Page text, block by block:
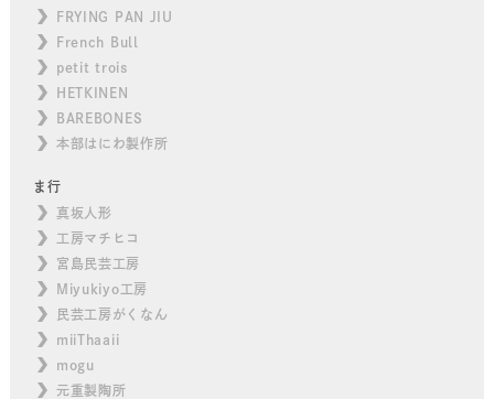
FRYING PAN JIU
French Bull
petit trois
HETKINEN
BAREBONES
本部はにわ製作所
ま行
真坂人形
工房マチヒコ
宮島民芸工房
Miyukiyo工房
民芸工房がくなん
miiThaaii
mogu
元重製陶所